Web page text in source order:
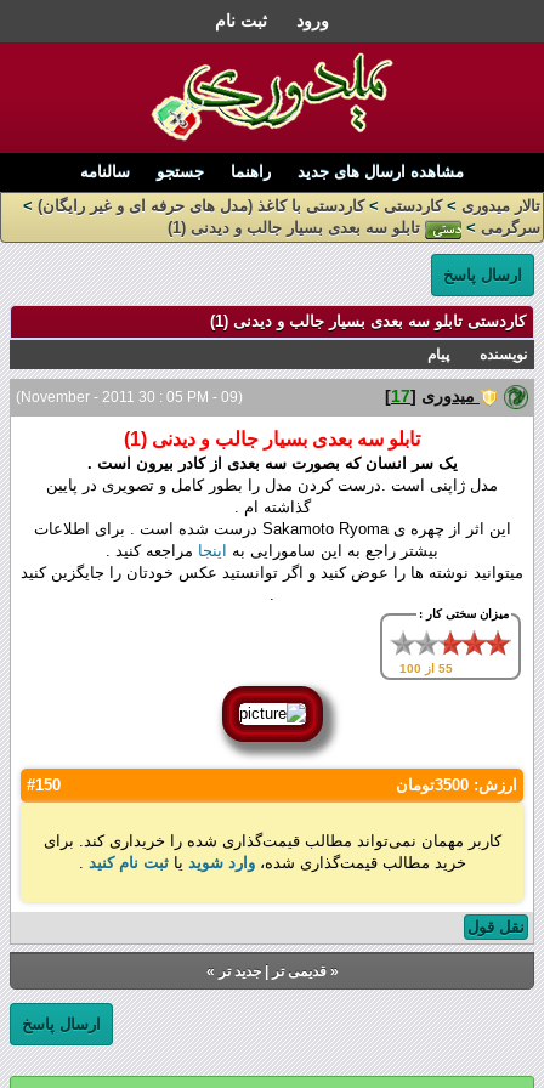
ورود ثبت نام
مشاهده ارسال های جدید راهنما جستجو
سالنامه
تالار میدوری >کاردستی >کاردستی با کاغذ (مدل های حرفه ای و غیر رایگان) >
سرگرمی > تابلو سه بعدی بسیار جالب و دیدنی (1)
ارسال پاسخ
کاردستی تابلو سه بعدی بسیار جالب و دیدنی (1)
نویسنده پیام
(09 - November - 2011 30 : 05 PM) میدوری [
17
]
تابلو سه بعدی بسیار جالب و دیدنی (1)
یک سر انسان که بصورت سه بعدی از کادر بیرون است .
مدل ژاپنی است .درست کردن مدل را بطور کامل و تصویری در پایین
گذاشته ام .
این اثر از چهره ی Sakamoto Ryoma درست شده است . برای اطلاعات
بیشتر راجع به این سامورایی به اینجا مراجعه کنید .
میتوانید نوشته ها را عوض کنید و اگر توانستید عکس خودتان را جایگزین کنید
.
میزان سختی کار :
55 از 100
ارزش: 3500تومان #150
کاربر مهمان نمی‌تواند مطالب قیمت‌گذاری شده را خریداری کند. برای
خرید مطالب قیمت‌گذاری شده،وارد شوید یاثبت نام کنید
نقل قول
«قدیمی تر |جدید تر »
ارسال پاسخ